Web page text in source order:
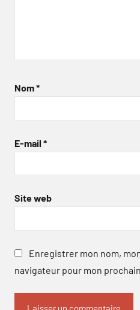
Nom*
E-mail *
Site web
Enregistrer mon nom,
navigateur pour mon